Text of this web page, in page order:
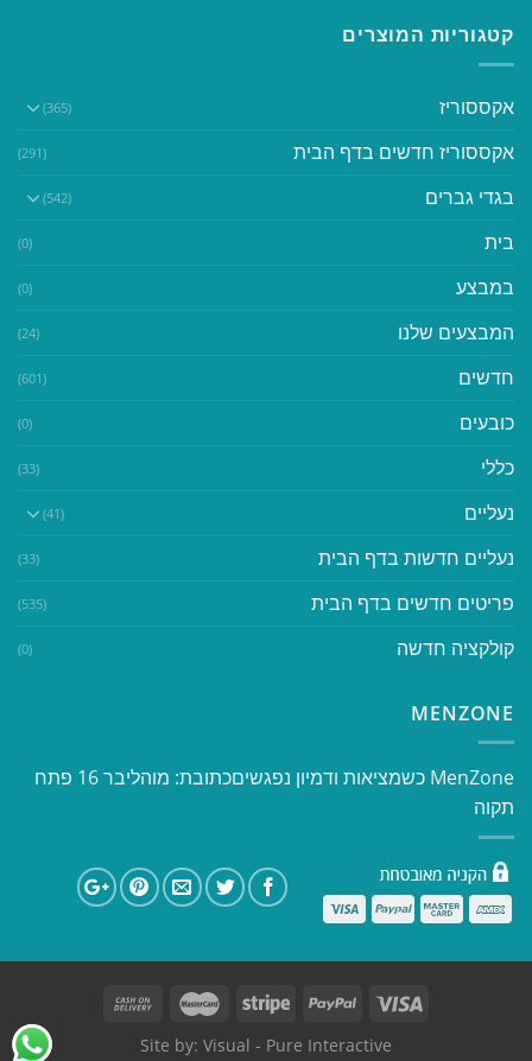
קטגוריות המוצרים
אקססוריז (365)
אקססוריז חדשים בדף הבית (291)
בגדי גברים (542)
בית (0)
במבצע (0)
המבצעים שלנו (24)
חדשים (601)
כובעים (0)
כללי (33)
נעליים (41)
נעליים חדשות בדף הבית (33)
פריטים חדשים בדף הבית (535)
קולקציה חדשה (0)
MENZONE
​​MenZone כשמציאות ודמיון נפגשים​ כתובת: מוהליבר 16 פתח
תקוה
Site by: Visual - Pure Interactive